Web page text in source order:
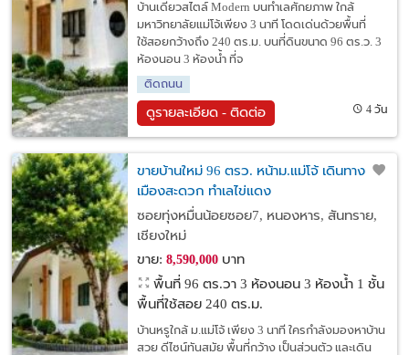
บ้านเดี่ยวสไตล์ Modern บนทำเลศักยภาพ ใกล้
มหาวิทยาลัยแม่โจ้เพียง 3 นาที โดดเด่นด้วยพื้นที่
ใช้สอยกว้างถึง 240 ตร.ม. บนที่ดินขนาด 96 ตร.ว. 3
ห้องนอน 3 ห้องน้ำ ที่จ
ติดถนน
ดูรายละเอียด - ติดต่อ 4 วัน
ขายบ้านใหม่ 96 ตรว. หน้าม.แม่โจ้ เดินทางเข้า
เมืองสะดวก ทำเลไข่แดง
ซอยทุ่งหมื่นน้อยซอย7, หนองหาร, สันทราย,
เชียงใหม่
ขาย: 8,590,000บาท
พื้นที่ 96 ตร.วา 3 ห้องนอน 3 ห้องน้ำ 1 ชั้น
พื้นที่ใช้สอย 240 ตร.ม.
บ้านหรูใกล้ ม.แม่โจ้ เพียง 3 นาที ใครกำลังมองหาบ้าน
สวย ดีไซน์ทันสมัย พื้นที่กว้าง เป็นส่วนตัว และเดิน